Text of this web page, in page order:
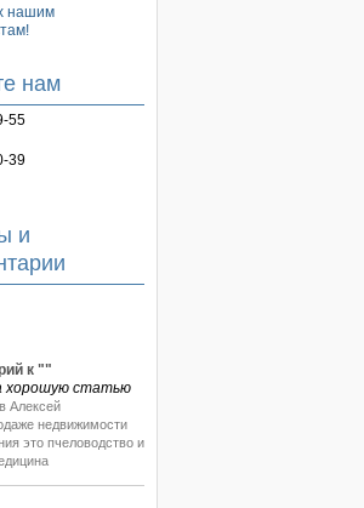
нашим
нам
55
39
и
к ""
хорошую статью
Алексей
недвижимости
это пчеловодство и